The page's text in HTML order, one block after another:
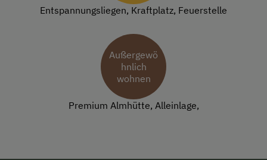
Entspannungsliegen, Kraftplatz, Feuerstelle
Außergewö
hnlich
wohnen
Premium Almhütte, Alleinlage,